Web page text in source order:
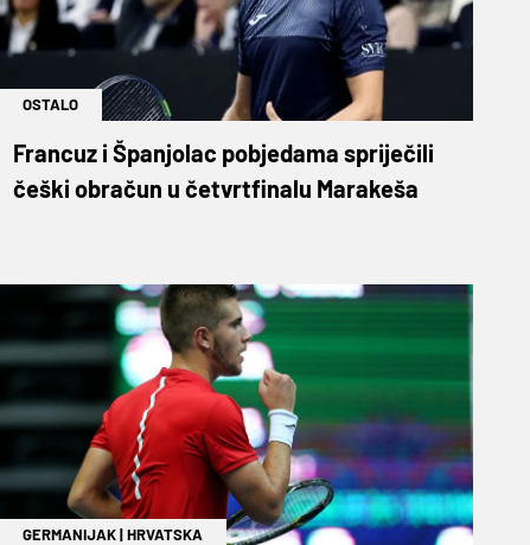
OSTALO
Francuz i Španjolac pobjedama spriječili
češki obračun u četvrtfinalu Marakeša
GERMANIJAK|HRVATSKA